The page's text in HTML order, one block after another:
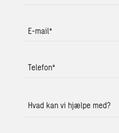
E-mail*
Telefon*
Hvad kan vi hjælpe med?